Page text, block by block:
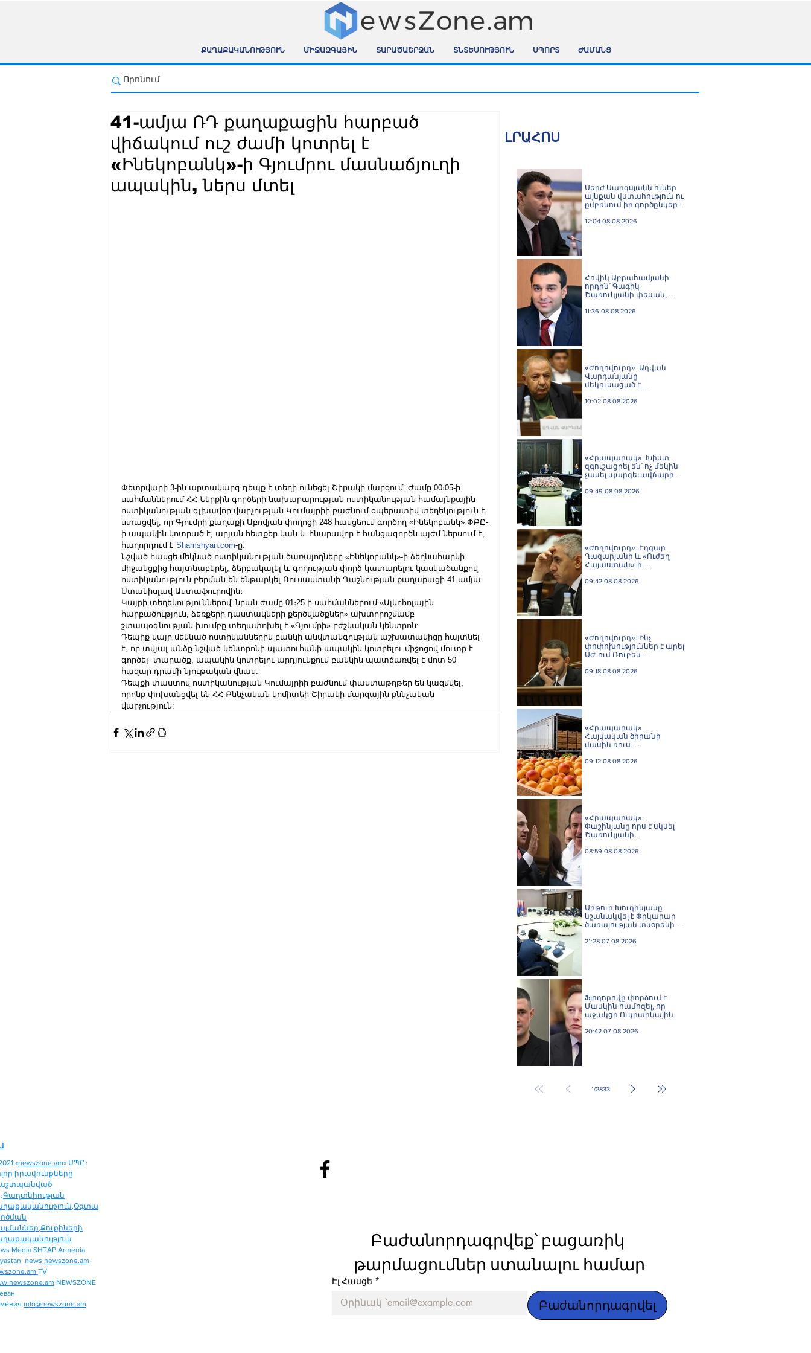
ՔԱՂԱՔԱԿԱՆՈՒԹՅՈՒՆ ՄԻՋԱԶԳԱՅԻՆ ՏԱՐԱԾԱՇՐՋԱՆ ՏՆՏԵՍՈՒԹՅՈՒՆ ՍՊՈՐՏ ԺԱՄԱՆՑ
41-ամյա ՌԴ քաղաքացին հարբած
վիճակում ուշ ժամի կոտրել է
«Ինեկոբանկ»-ի Գյումրու մասնաճյուղի
ապակին, ներս մտել
Փետրվարի 3-ին արտակարգ դեպք է տեղի ունեցել Շիրակի մարզում. Ժամը 00։05-ի
սահմաններում ՀՀ Ներքին գործերի նախարարության ոստիկանության համայնքային
ոստիկանության գլխավոր վարչության Կումայրիի բաժնում օպերատիվ տեղեկություն է
ստացվել, որ Գյումրի քաղաքի Աբովյան փողոցի 248 հասցեում գործող «Ինեկոբանկ» ՓԲԸ-
ի ապակին կոտրած է, արյան հետքեր կան և հնարավոր է հանցագործն այժմ ներսում է,
հաղորդում է Shamshyan.com-ը:
Նշված հասցե մեկնած ոստիկանության ծառայողները «Ինեկոբանկ»-ի ձեղնահարկի
միջանցքից հայտնաբերել, ձերբակալել և գողության փորձ կատարելու կասկածանքով
ոստիկանություն բերման են ենթարկել Ռուսաստանի Դաշնության քաղաքացի 41-ամյա
Ստանիսլավ Աստաֆուրովին։
Կայքի տեղեկություններով՝ նրան ժամը 01։25-ի սահմաններում «Ալկոհոլային
հարբածություն, ձեռքերի դաստակների քերծվածքներ» ախտորոշմամբ
շտապօգնության խումբը տեղափոխել է «Գյումրի» բժշկական կենտրոն:
Դեպիք վայր մեկնած ոստիկաններին բանկի անվտանգության աշխատակիցը հայտնել
է, որ տվյալ անձը նշված կենտրոնի պատուհանի ապակին կոտրելու միջոցով մուտք է
գործել  տարածք, ապակին կոտրելու արդյունքում բանկին պատճառվել է մոտ 50
հազար դրամի նյութական վնաս:
Դեպքի փաստով ոստիկանության Կումայրիի բաժնում փաստաթղթեր են կազմվել,
որոնք փոխանցվել են ՀՀ Քննչական կոմիտեի Շիրակի մարզային քննչական
վարչություն:
ԼՐԱՀՈՍ
Սերժ Սարգսյանն ուներ
այնքան վստահություն ու
ըմբռնում իր գործընկերոջ
հեռախոսազանգով
12:04 08.08.2026
Հովիկ Աբրահամյանի
որդին՝ Գագիկ
Ծառուկյանի փեսան,
սպանություն
11:36 08.08.2026
«Ժողովուրդ». Աղվան
Վարդանյանը
մեկուսացած է
10:02 08.08.2026
«Հրապարակ». Խիստ
զգուշացրել են՝ ոչ մեկին
չասել պարգեւավճարի
ազատել
09:49 08.08.2026
«Ժողովուրդ». Էդգար
Ղազարյանի և «Ուժեղ
Հայաստան»-ի
լարվել են
09:42 08.08.2026
«Ժողովուրդ». Ինչ
փոփոխություններ է արել
ԱԺ-ում Ռուբեն
09:18 08.08.2026
«Հրապարակ».
Հայկական ծիրանի
մասին ռուս-
սահմանին մատնել են
09:12 08.08.2026
«Հրապարակ».
Փաշինյանը որս է սկսել
Ծառուկյանի
նկատմամբ
08:59 08.08.2026
Արթուր Խուդինյանը
նշանակվել է Փրկարար
ծառայության տնօրենի
21:28 07.08.2026
Ֆյոդորովը փորձում է
Մասկին համոզել, որ
աջակցի Ուկրաինային
20:42 07.08.2026
1/2833
«newszone.am» ՍՊԸ։
իրավունքները
Գաղտնիության
,Օգտա
,Քուքիների
Media SHTAP Armenia
news newszone.am
TV
NEWSZONE
info@newszone.am
Բաժանորդագրվեք՝ բացառիկ
թարմացումներ ստանալու համար
Էլ-Հասցե *
Բաժանորդագրվել